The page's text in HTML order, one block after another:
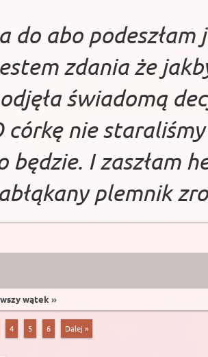
do abo
zdania że
świadomą
córkę nie
będzie. I zaszłam
plemnik
wątek »
4 5 6 Dalej »